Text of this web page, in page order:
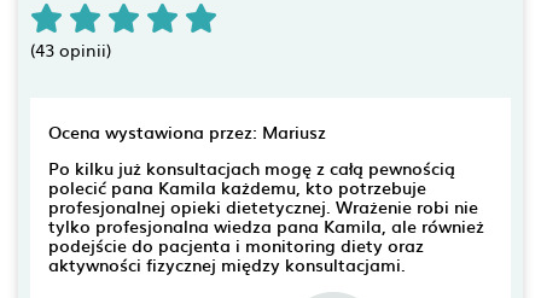
(43 opinii)
Ocena wystawiona przez: Mariusz
Po kilku już konsultacjach mogę z całą pewnością
polecić pana Kamila każdemu, kto potrzebuje
profesjonalnej opieki dietetycznej. Wrażenie robi nie
tylko profesjonalna wiedza pana Kamila, ale również
podejście do pacjenta i monitoring diety oraz
aktywności fizycznej między konsultacjami.